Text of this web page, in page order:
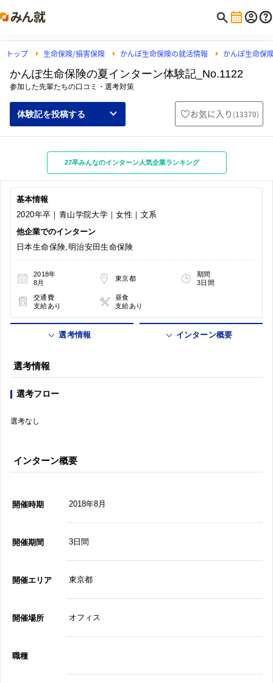
トップ 生命保険/損害保険 かんぽ生命保険の就活情報 かんぽ生命保
かんぽ生命保険の夏インターン体験記_No.1122
参加した先輩たちの口コミ・選考対策
体験記を投稿する お気に入り (13370)
27卒みんなのインターン人気企業ランキング
基本情報
2020年卒｜青山学院大学｜女性｜文系
他企業でのインターン
日本生命保険,明治安田生命保険
2018年
8月
東京都
期間
3日間
交通費
支給あり
昼食
支給あり
選考情報 インターン概要
選考情報
選考フロー
選考なし
インターン概要
開催時期 2018年8月
開催期間 3日間
開催エリア 東京都
開催場所 オフィス
職種